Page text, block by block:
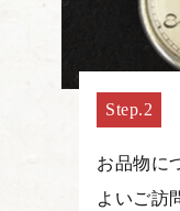
お品物に
よいご訪